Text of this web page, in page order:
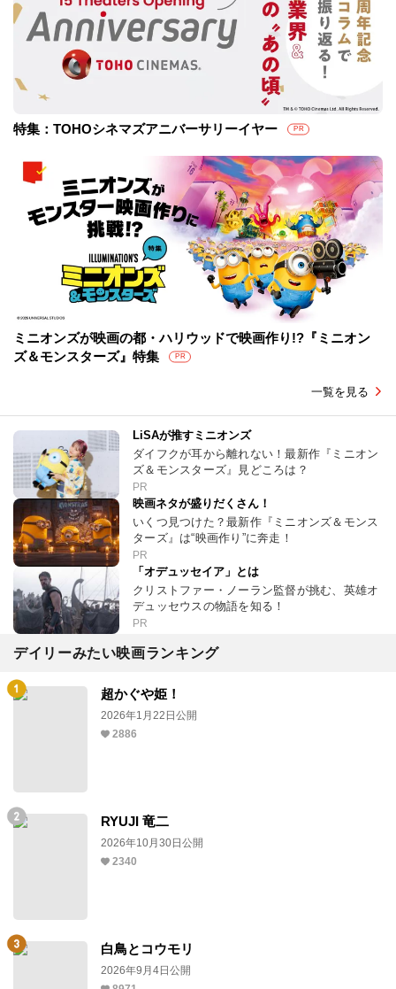
特集：TOHOシネマズアニバーサリーイヤー PR
ミニオンズが映画の都・ハリウッドで映画作り!?『ミニオン
ズ＆モンスターズ』特集
PR
一覧を見る
LiSAが推すミニオンズ
ダイフクが耳から離れない！最新作『ミニオン
ズ＆モンスターズ』見どころは？
PR
映画ネタが盛りだくさん！
いくつ見つけた？最新作『ミニオンズ＆モンス
ターズ』は“映画作り”に奔走！
PR
「オデュッセイア」とは
クリストファー・ノーラン監督が挑む、英雄オ
デュッセウスの物語を知る！
PR
デイリーみたい映画ランキング
超かぐや姫！
2026年1月22日公開
2886
RYUJI 竜二
2026年10月30日公開
2340
白鳥とコウモリ
2026年9月4日公開